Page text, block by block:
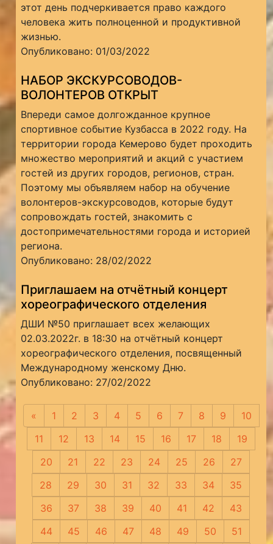
этот день подчеркивается право каждого
человека жить полноценной и продуктивной
жизнью.
Опубликовано: 01/03/2022
НАБОР ЭКСКУРСОВОДОВ-
ВОЛОНТЕРОВ ОТКРЫТ
Впереди самое долгожданное крупное
спортивное событие Кузбасса в 2022 году. На
территории города Кемерово будет проходить
множество мероприятий и акций с участием
гостей из других городов, регионов, стран.
Поэтому мы объявляем набор на обучение
волонтеров-экскурсоводов, которые будут
сопровождать гостей, знакомить с
достопримечательностями города и историей
региона.
Опубликовано: 28/02/2022
Приглашаем на отчётный концерт
хореографического отделения
ДШИ №50 приглашает всех желающих
02.03.2022г. в 18:30 на отчётный концерт
хореографического отделения, посвященный
Международному женскому Дню.
Опубликовано: 27/02/2022
« Предыдущая
1 2 3 4 5 6 7 8 9
10
11
12 13 14 15 16 17 18
19
20
21 22 23 24 25 26
27
28
29 30 31 32 33 34
35
36
37 38 39 40 41 42
43
44
45 46 47 48 49 50
51